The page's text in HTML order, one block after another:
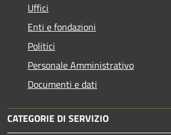
Uffici
Enti e fondazioni
Politici
Personale Amministrativo
Documenti e dati
CATEGORIE DI SERVIZIO